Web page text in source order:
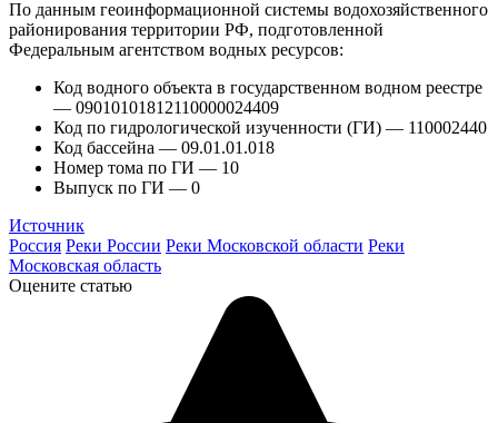
По данным геоинформационной системы водохозяйственного
районирования территории РФ, подготовленной
Федеральным агентством водных ресурсов:
Код водного объекта в государственном водном реестре
— 09010101812110000024409
Код по гидрологической изученности (ГИ) — 110002440
Код бассейна — 09.01.01.018
Номер тома по ГИ — 10
Выпуск по ГИ — 0
Источник
Россия Реки России Реки Московской области Реки
Московская область
Оцените статью